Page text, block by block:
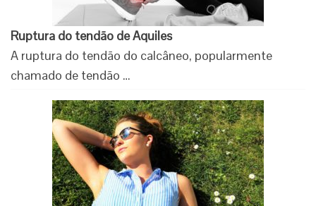
Ruptura do tendão de Aquiles
A ruptura do tendão do calcâneo, popularmente
chamado de tendão …